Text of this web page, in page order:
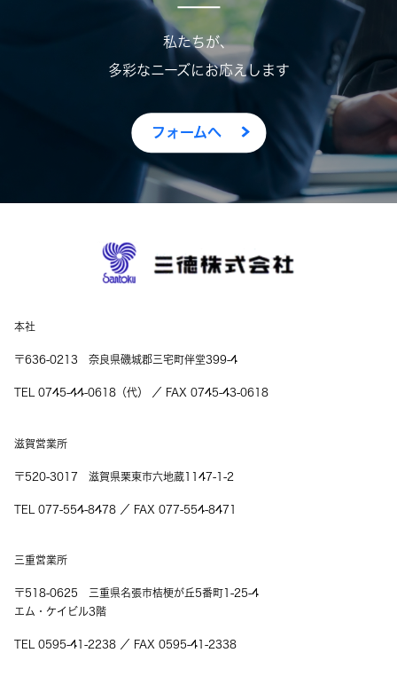
私たちが、
多彩なニーズにお応えします
フォームへ
本社
〒636-0213 奈良県磯城郡三宅町伴堂399-4
TEL 0745-44-0618（代） ／ FAX 0745-43-0618
滋賀営業所
〒520-3017 滋賀県栗東市六地蔵1147-1-2
TEL 077-554-8478 ／ FAX 077-554-8471
三重営業所
〒518-0625 三重県名張市桔梗が丘5番町1-25-4
エム・ケイビル3階
TEL 0595-41-2238 ／ FAX 0595-41-2338